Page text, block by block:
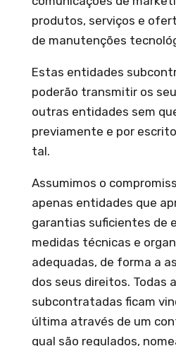
produtos, serviços e
de manutenções
Estas entidades
poderão transmitir os
outras entidades sem
previamente e por
tal.
Assumimos o
apenas entidades que
garantias suficientes de
medidas técnicas e
adequadas, de forma a
dos seus direitos. Todas
subcontratadas ficam
última através de um
qual são regulados,